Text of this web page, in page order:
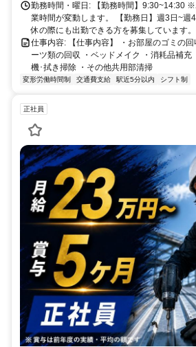
勤務時間・曜日: 【勤務時間】9:30~14:30
業時間が変動します。 【勤務日】週3日~週
休の際にも出勤できる方を募集しています。
仕事内容: 【仕事内容】 ・お部屋のゴミの
ーツ類の回収 ・ベッドメイク ・消耗品補充
機･拭き掃除 ・その他共用部清掃
変形労働時間制 交通費支給 駅近5分以内 シフト制
正社員